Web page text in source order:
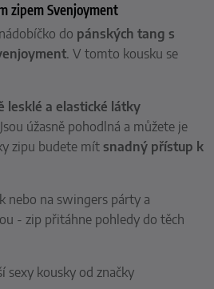
zipem Svenjoyment
do pánských tang s
. V tomto kousku se
lesklé a elastické látky
Jsou úžasně pohodlná a můžete je
zipu budete mít snadný přístup k
nebo na swingers párty a
- zip přitáhne pohledy do těch
sexy kousky od značky